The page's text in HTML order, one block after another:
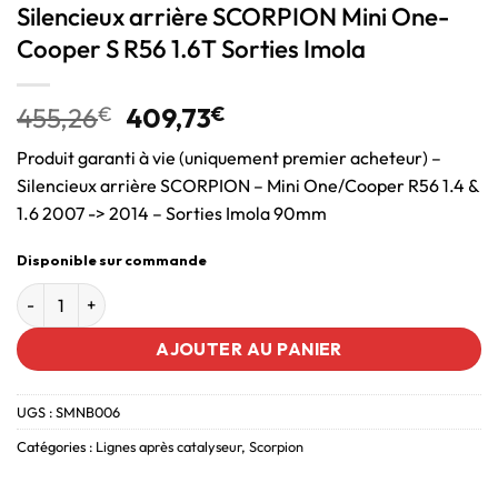
Silencieux arrière SCORPION Mini One-
Cooper S R56 1.6T Sorties Imola
455,26€ 409,73€
Produit garanti à vie (uniquement premier acheteur) –
Silencieux arrière SCORPION – Mini One/Cooper R56 1.4 &
1.6 2007 -> 2014 – Sorties Imola 90mm
Disponible sur commande
AJOUTER AU PANIER
UGS :SMNB006
Catégories : Lignes après catalyseur, Scorpion